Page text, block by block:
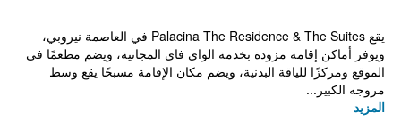
يقع Palacina The Residence & The Suites في العاصمة نيروبي،
ويوفر أماكن إقامة مزودة بخدمة الواي فاي المجانية، ويضم مطعمًا في
الموقع ومركزًا للياقة البدنية، ويضم مكان الإقامة مسبحًا يقع وسط
مروجه الكبير...
المزيد